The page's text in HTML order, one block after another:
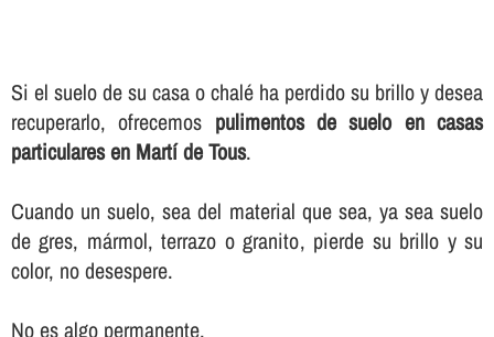
Si el suelo de su casa o chalé ha perdido su brillo y desea
recuperarlo, ofrecemos pulimentos de suelo en casas
particulares en Martí de Tous.
Cuando un suelo, sea del material que sea, ya sea suelo
de gres, mármol, terrazo o granito, pierde su brillo y su
color, no desespere.
No es algo permanente.